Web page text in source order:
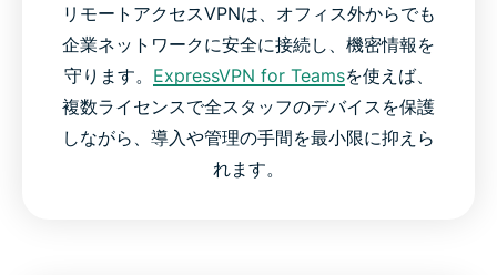
リモートアクセスVPNは、オフィス外からでも
企業ネットワークに安全に接続し、機密情報を
守ります。 ExpressVPN for Teamsを使えば、
複数ライセンスで全スタッフのデバイスを保護
しながら、導入や管理の手間を最小限に抑えら
れます。